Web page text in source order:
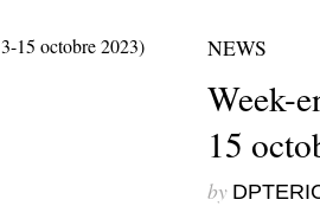
NEWS
Week-
15
by